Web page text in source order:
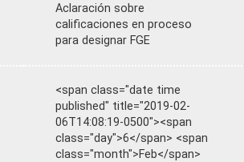
Aclaración sobre
calificaciones en proceso
para designar FGE
<span class="date time
published" title="2019-02-
06T14:08:19-0500"><span
class="day">6</span> <span
class="month">Feb</span>